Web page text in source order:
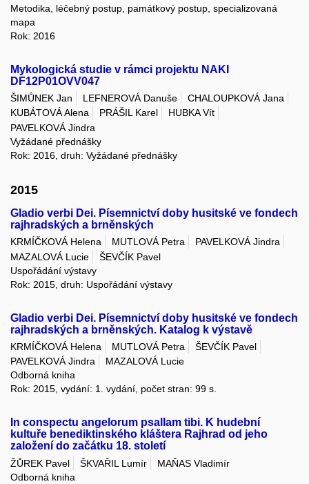
Metodika, léčebný postup, památkový postup, specializovaná
mapa
Rok: 2016
Mykologická studie v rámci projektu NAKI
DF12P01OVV047
ŠIMŮNEK Jan LEFNEROVÁ Danuše
CHALOUPKOVÁ Jana
KUBÁTOVÁ Alena
PRÁŠIL Karel
HUBKA Vít
PAVELKOVÁ Jindra
Vyžádané přednášky
Rok: 2016, druh: Vyžádané přednášky
2015
Gladio verbi Dei. Písemnictví doby husitské ve fondech
rajhradských a brněnských
KRMÍČKOVÁ Helena MUTLOVÁ Petra
PAVELKOVÁ Jindra
MAZALOVÁ Lucie
ŠEVČÍK Pavel
Uspořádání výstavy
Rok: 2015, druh: Uspořádání výstavy
Gladio verbi Dei. Písemnictví doby husitské ve fondech
rajhradských a brněnských. Katalog k výstavě
KRMÍČKOVÁ Helena MUTLOVÁ Petra
ŠEVČÍK Pavel
PAVELKOVÁ Jindra
MAZALOVÁ Lucie
Odborná kniha
Rok: 2015, vydání: 1. vydání, počet stran: 99 s.
In conspectu angelorum psallam tibi. K hudební
kultuře benediktinského kláštera Rajhrad od jeho
založení do začátku 18. století
ŽŮREK Pavel ŠKVAŘIL Lumír
MAŇAS Vladimír
Odborná kniha